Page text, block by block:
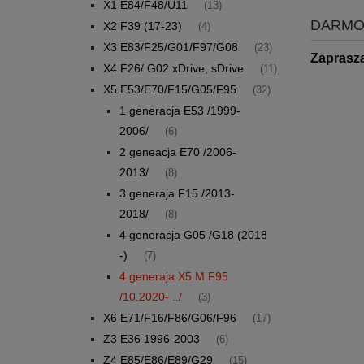
X1 E84/F48/U11 (13)
X2 F39 (17-23) (4)
X3 E83/F25/G01/F97/G08 (23)
X4 F26/ G02 xDrive, sDrive (11)
X5 E53/E70/F15/G05/F95 (32)
1 generacja E53 /1999-
2006/
(6)
2 geneacja E70 /2006-
2013/
(8)
3 generaja F15 /2013-
2018/
(8)
4 generacja G05 /G18 (2018
-)
(7)
4 generaja X5 M F95
/10.2020- ../
(3)
X6 E71/F16/F86/G06/F96 (17)
Z3 E36 1996-2003 (6)
Z4 E85/E86/E89/G29 (15)